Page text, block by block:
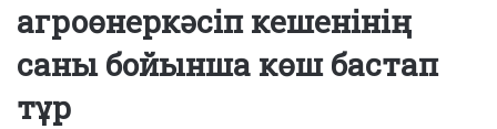
агроөнеркәсіп кешенінің
саны бойынша көш бастап
тұр